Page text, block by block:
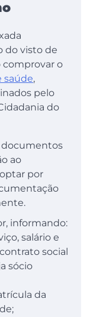
do visto de
comprovar o
saúde,
pelo
do
documentos
ao
por
informando:
salário e
contrato social
sócio
da